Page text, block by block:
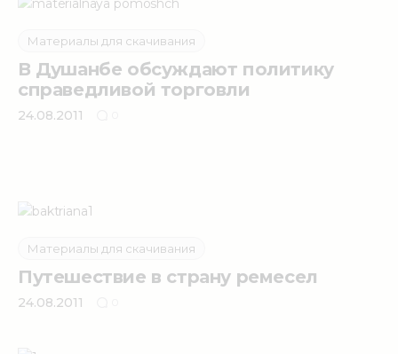
Материалы для скачивания
В Душанбе обсуждают политику
справедливой торговли
24.08.2011
Материалы для скачивания
Путешествие в страну ремесел
24.08.2011